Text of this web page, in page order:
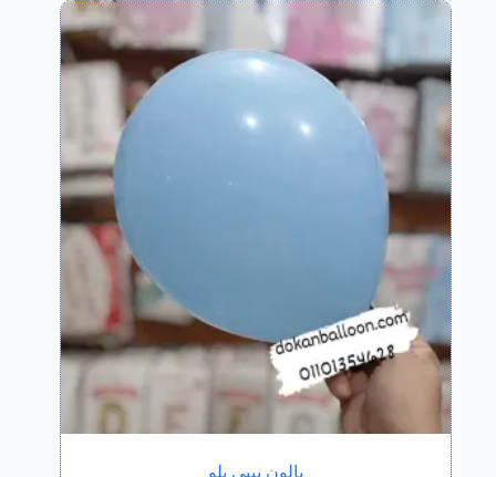
المنتج.
يمكن
اختيار
الخيارات
على
صفحة
المنتج
بالون بيبي بلو